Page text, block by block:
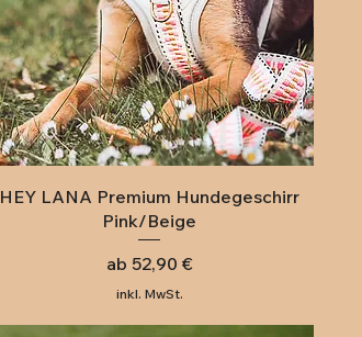
Schnellansicht
HEY LANA Premium Hundegeschirr
Pink/Beige
ab 52,90 €
Sale-Preis
inkl. MwSt.